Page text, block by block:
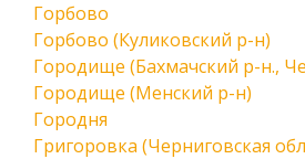
Горбово
Горбово (Куликовский р-н)
Городище (Бахмачский р-н.,
Городище (Менский р-н)
Городня
Григоровка (Черниговская